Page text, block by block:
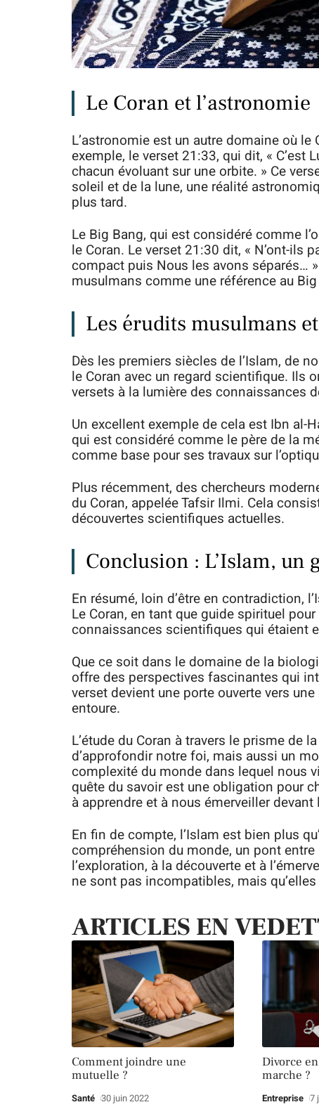
Le Coran et l’astronomie
L’astronomie est un autre domaine où
exemple, le verset 21:33, qui dit, « C’est
chacun évoluant sur une orbite. » Ce
soleil et de la lune, une réalité
plus tard.
Le Big Bang, qui est considéré comme
le Coran. Le verset 21:30 dit, « N’ont-ils
compact puis Nous les avons séparés…
musulmans comme une référence au
Les érudits musulmans
Dès les premiers siècles de l’Islam, de
le Coran avec un regard scientifique. Ils
versets à la lumière des connaissances
Un excellent exemple de cela est Ibn al-
qui est considéré comme le père de la
comme base pour ses travaux sur
Plus récemment, des chercheurs
du Coran, appelée Tafsir Ilmi. Cela
découvertes scientifiques actuelles.
Conclusion : L’Islam, un
En résumé, loin d’être en contradiction,
Le Coran, en tant que guide spirituel
connaissances scientifiques qui étaient
Que ce soit dans le domaine de la
offre des perspectives fascinantes qui
verset devient une porte ouverte vers
entoure.
L’étude du Coran à travers le prisme de
d’approfondir notre foi, mais aussi un
complexité du monde dans lequel nous
quête du savoir est une obligation pour
à apprendre et à nous émerveiller devant
En fin de compte, l’Islam est bien plus
compréhension du monde, un pont entre
l’exploration, à la découverte et à
ne sont pas incompatibles, mais
ARTICLES EN
Comment joindre une
mutuelle ?
Santé 30 juin 2022
Divorce
marche ?
Entreprise 7